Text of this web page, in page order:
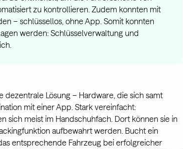
zu kontrollieren. Zudem konnten mit
– schlüssellos, ohne App. Somit konnten
werden: Schlüsselverwaltung und
Lösung – Hardware, die sich samt
mit einer App. Stark vereinfacht:
sich meist im Handschuhfach. Dort können sie in
aufbewahrt werden. Bucht ein
entsprechende Fahrzeug bei erfolgreicher